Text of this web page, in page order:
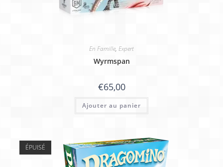
En Famille, Expert
Wyrmspan
€65,00
Ajouter au panier
ÉPUISÉ